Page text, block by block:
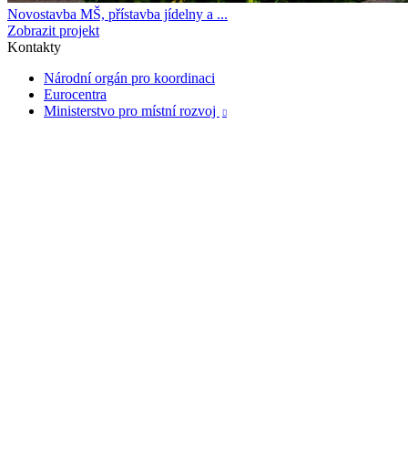
Novostavba MŠ, přístavba jídelny a ...
Zobrazit projekt
Kontakty
Národní orgán pro koordinaci
Eurocentra
Ministerstvo pro místní rozvoj
